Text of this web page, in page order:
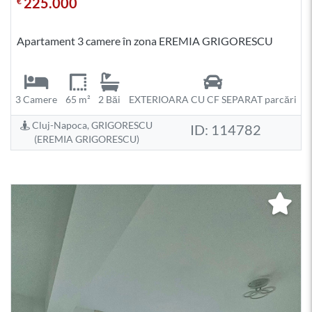
Apartament 3 camere în zona EREMIA GRIGORESCU
3 Camere 65 m² 2 Băi EXTERIOARA CU CF SEPARAT parcări
Cluj-Napoca, GRIGORESCU
(EREMIA GRIGORESCU)
ID: 114782